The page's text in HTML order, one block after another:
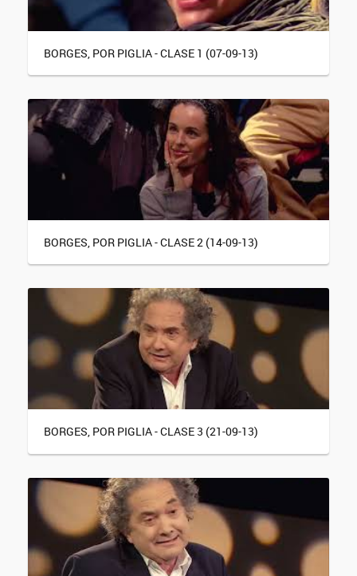
BORGES, POR PIGLIA - CLASE 1 (07-09-13)
BORGES, POR PIGLIA - CLASE 2 (14-09-13)
BORGES, POR PIGLIA - CLASE 3 (21-09-13)